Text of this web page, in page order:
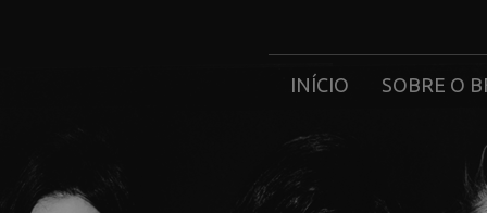
INÍCIO SOBRE O